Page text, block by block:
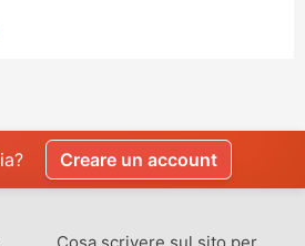
Creare un account